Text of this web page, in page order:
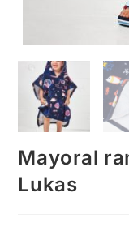
Mayoral
Lukas